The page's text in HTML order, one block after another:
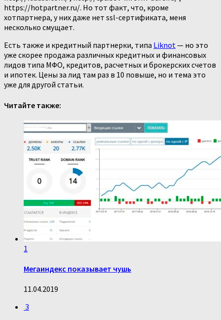
https://hotpartner.ru/. Но тот факт, что, кроме
хотпартнера, у них даже нет ssl-сертификата, меня
несколько смущает.
Есть также и кредитный партнерки, типа Liknot— но это
уже скорее продажа различных кредитных и финансовых
лидов типа МФО, кредитов, расчетных и брокерских счетов
и ипотек. Цены за лид там раз в 10 повыше, но и тема это
уже для другой статьи.
Читайте также:
1
Мегаиндекс показывает чушь
11.04.2019
3